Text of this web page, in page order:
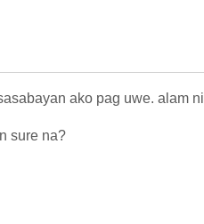
ako pag uwe. alam
sure na?